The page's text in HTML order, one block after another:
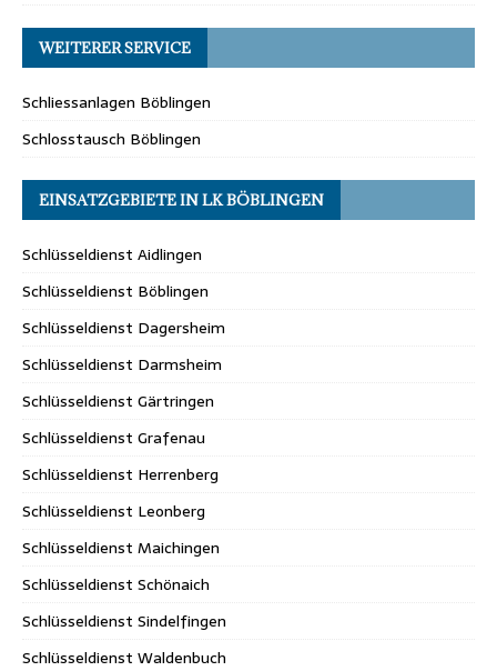
WEITERER SERVICE
Schliessanlagen Böblingen
Schlosstausch Böblingen
EINSATZGEBIETE IN LK BÖBLINGEN
Schlüsseldienst Aidlingen
Schlüsseldienst Böblingen
Schlüsseldienst Dagersheim
Schlüsseldienst Darmsheim
Schlüsseldienst Gärtringen
Schlüsseldienst Grafenau
Schlüsseldienst Herrenberg
Schlüsseldienst Leonberg
Schlüsseldienst Maichingen
Schlüsseldienst Schönaich
Schlüsseldienst Sindelfingen
Schlüsseldienst Waldenbuch